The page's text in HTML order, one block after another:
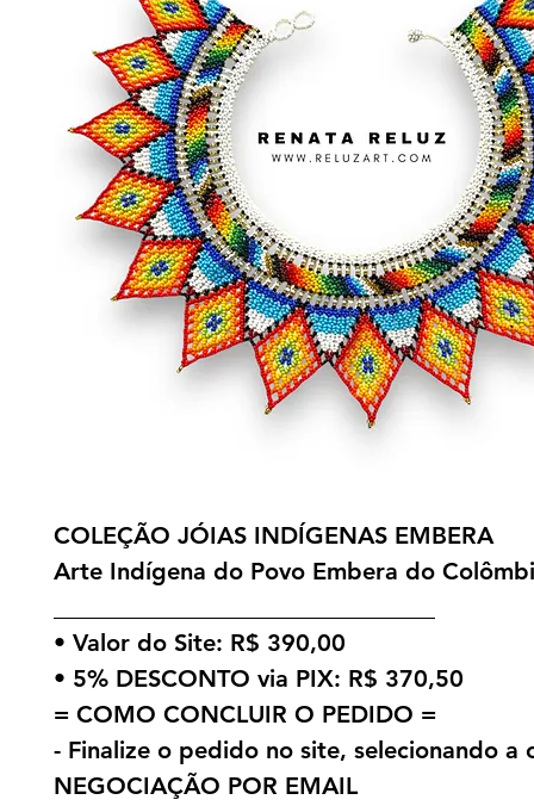
COLEÇÃO JÓIAS INDÍGENAS EMBERA
Arte Indígena do Povo Embera do
• Valor do Site: R$ 390,00
• 5% DESCONTO via PIX: R$ 370,50
= COMO CONCLUIR O PEDIDO =
- Finalize o pedido no site, selecionando a
NEGOCIAÇÃO POR EMAIL